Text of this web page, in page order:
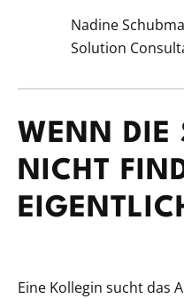
Nadine
Solution
WENN DIE
NICHT
Eine Kollegin sucht das